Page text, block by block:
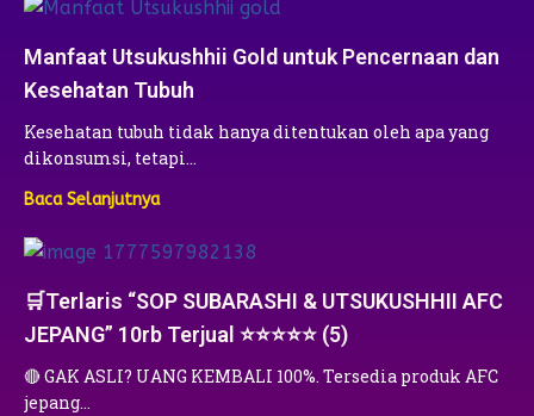
Manfaat Utsukushhii Gold untuk Pencernaan dan
Kesehatan Tubuh
Kesehatan tubuh tidak hanya ditentukan oleh apa yang
dikonsumsi, tetapi…
Baca Selanjutnya
🛒Terlaris “SOP SUBARASHI & UTSUKUSHHII AFC
JEPANG” 10rb Terjual ⭐⭐⭐⭐⭐ (5)
🔴 GAK ASLI? UANG KEMBALI 100%. Tersedia produk AFC
jepang…